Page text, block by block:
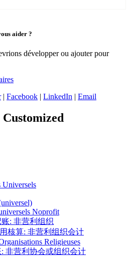
aider ?
développer ou ajouter pour
| Facebook | LinkedIn | Email
Universels
Noprofit
: 非营利组织
核算: 非营利组织会计
Religieuses
非营利协会或组织会计